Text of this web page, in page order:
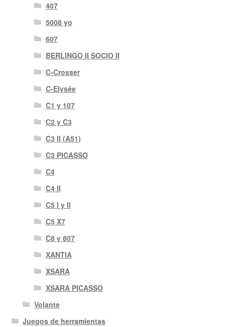
407
5008 yo
607
BERLINGO II SOCIO II
C-Crosser
C-Elysée
C1 y 107
C2 y C3
C3 II (A51)
C3 PICASSO
C4
C4 II
C5 I y II
C5 X7
C8 y 807
XANTIA
XSARA
XSARA PICASSO
Volante
Juegos de herramientas